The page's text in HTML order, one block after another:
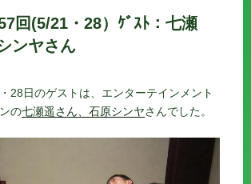
回(5/21・28）ｹﾞｽﾄ：七瀬
ンヤさん
28日のゲストは、エンターテインメント
の七瀬遥さん、石原シンヤさんでした。